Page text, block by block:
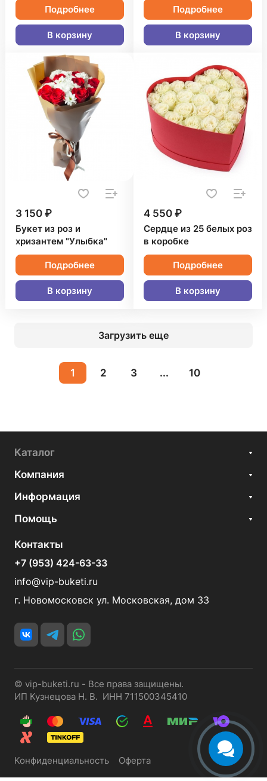
Подробнее
В корзину
Подробнее
В корзину
3 150 ₽
Букет из роз и
хризантем "Улыбка"
Подробнее
В корзину
4 550 ₽
Сердце из 25 белых роз
в коробке
Подробнее
В корзину
Загрузить еще
1 2 3 ... 10
Каталог
Компания
Информация
Помощь
Контакты
+7 (953) 424-63-33
info@vip-buketi.ru
г. Новомосковск ул. Московская, дом 33
© vip-buketi.ru - Все права защищены.
ИП Кузнецова Н. В. ИНН 711500345410
Конфиденциальность Оферта